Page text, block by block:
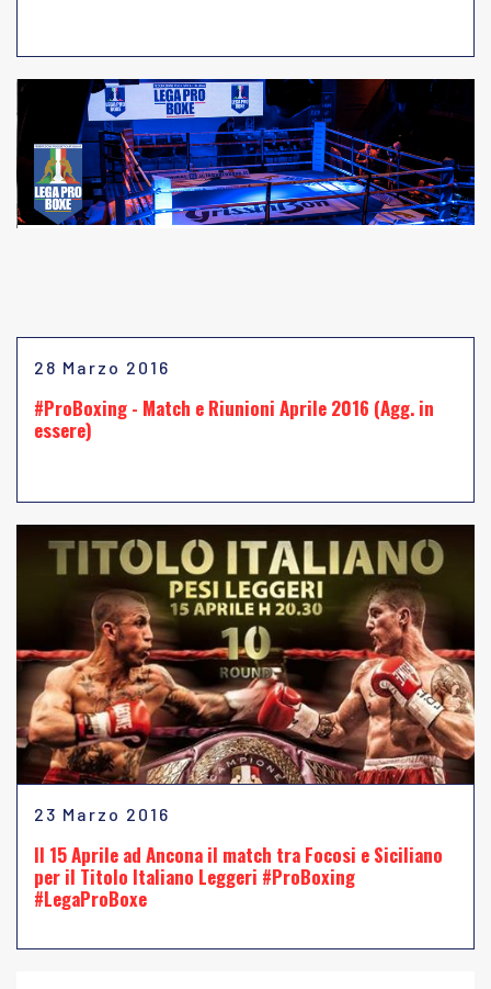
28 Marzo 2016
#ProBoxing - Match e Riunioni Aprile 2016 (Agg. in
essere)
23 Marzo 2016
Il 15 Aprile ad Ancona il match tra Focosi e Siciliano
per il Titolo Italiano Leggeri #ProBoxing
#LegaProBoxe